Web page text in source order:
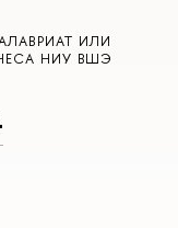
ИЛИ
НИУ ВШЭ